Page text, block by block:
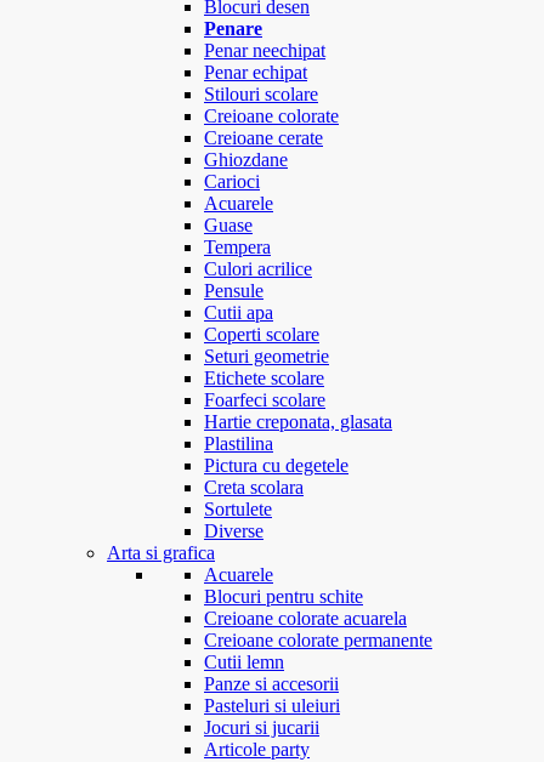
Blocuri desen
Penare
Penar neechipat
Penar echipat
Stilouri scolare
Creioane colorate
Creioane cerate
Ghiozdane
Carioci
Acuarele
Guase
Tempera
Culori acrilice
Pensule
Cutii apa
Coperti scolare
Seturi geometrie
Etichete scolare
Foarfeci scolare
Hartie creponata, glasata
Plastilina
Pictura cu degetele
Creta scolara
Sortulete
Diverse
Arta si grafica
Acuarele
Blocuri pentru schite
Creioane colorate acuarela
Creioane colorate permanente
Cutii lemn
Panze si accesorii
Pasteluri si uleiuri
Jocuri si jucarii
Articole party